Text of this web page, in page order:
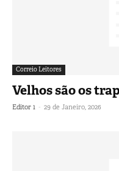
Correio Leitores
Velhos são os
Editor 1 - 29 de Janeiro, 2026